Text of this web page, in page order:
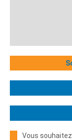
Vous